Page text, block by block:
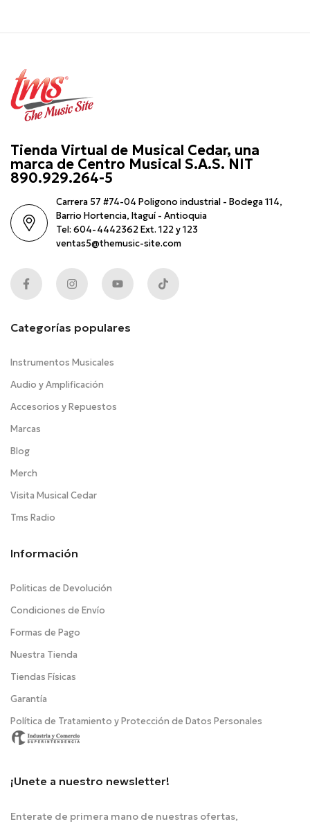
Tienda Virtual de Musical Cedar, una
marca de Centro Musical S.A.S. NIT
890.929.264-5
Carrera 57 #74-04 Poligono industrial - Bodega 114,
Barrio Hortencia, Itaguí - Antioquia
Tel: 604-4442362 Ext. 122 y 123
ventas5@themusic-site.com
Categorías populares
Instrumentos Musicales
Audio y Amplificación
Accesorios y Repuestos
Marcas
Blog
Merch
Visita Musical Cedar
Tms Radio
Información
Politicas de Devolución
Condiciones de Envío
Formas de Pago
Nuestra Tienda
Tiendas Físicas
Garantía
Política de Tratamiento y Protección de Datos Personales
¡Unete a nuestro newsletter!
Enterate de primera mano de nuestras ofertas,